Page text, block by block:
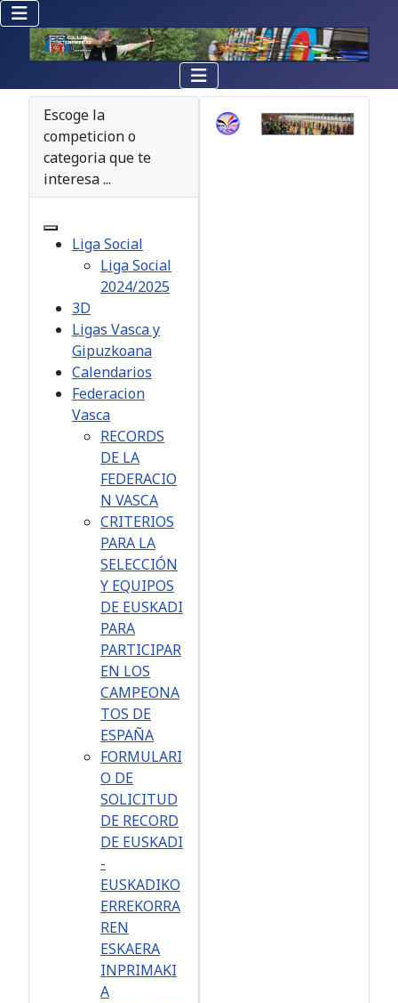
Escoge la
competicion o
categoria que te
interesa ...
Liga Social
Liga Social
2024/2025
3D
Ligas Vasca y
Gipuzkoana
Calendarios
Federacion
Vasca
RECORDS
DE LA
FEDERACIO
N VASCA
CRITERIOS
PARA LA
SELECCIÓN
Y EQUIPOS
DE EUSKADI
PARA
PARTICIPAR
EN LOS
CAMPEONA
TOS DE
ESPAÑA
FORMULARI
O DE
SOLICITUD
DE RECORD
DE EUSKADI
-
EUSKADIKO
ERREKORRA
REN
ESKAERA
INPRIMAKI
A